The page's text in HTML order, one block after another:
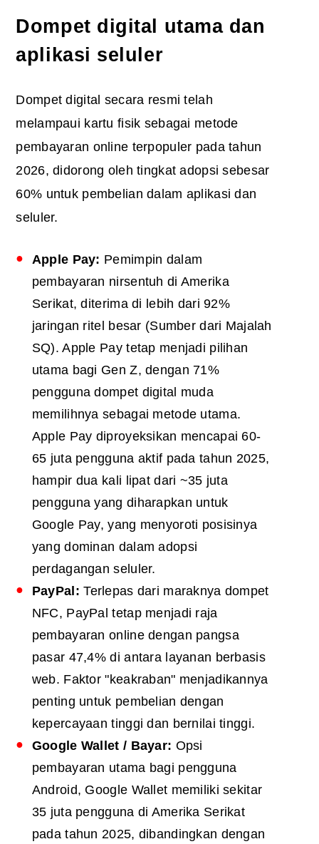
Dompet digital utama dan
aplikasi seluler
Dompet digital secara resmi telah
melampaui kartu fisik sebagai metode
pembayaran online terpopuler pada tahun
2026, didorong oleh tingkat adopsi sebesar
60% untuk pembelian dalam aplikasi dan
seluler.
Apple Pay: Pemimpin dalam
pembayaran nirsentuh di Amerika
Serikat, diterima di lebih dari 92%
jaringan ritel besar (Sumber dari Majalah
SQ). Apple Pay tetap menjadi pilihan
utama bagi Gen Z, dengan 71%
pengguna dompet digital muda
memilihnya sebagai metode utama.
Apple Pay diproyeksikan mencapai 60-
65 juta pengguna aktif pada tahun 2025,
hampir dua kali lipat dari ~35 juta
pengguna yang diharapkan untuk
Google Pay, yang menyoroti posisinya
yang dominan dalam adopsi
perdagangan seluler.
PayPal: Terlepas dari maraknya dompet
NFC, PayPal tetap menjadi raja
pembayaran online dengan pangsa
pasar 47,4% di antara layanan berbasis
web. Faktor "keakraban" menjadikannya
penting untuk pembelian dengan
kepercayaan tinggi dan bernilai tinggi.
Google Wallet / Bayar: Opsi
pembayaran utama bagi pengguna
Android, Google Wallet memiliki sekitar
35 juta pengguna di Amerika Serikat
pada tahun 2025, dibandingkan dengan